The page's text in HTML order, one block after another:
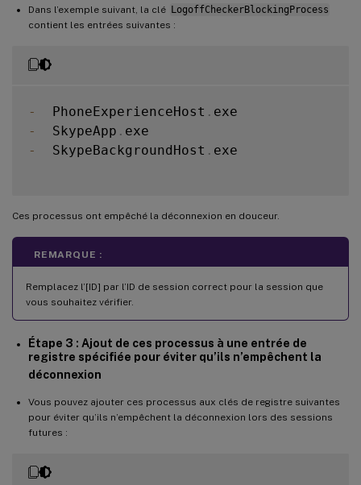
Dans l’exemple suivant, la clé LogoffCheckerBlockingProcess
contient les entrées suivantes :
-
  PhoneExperienceHost
.
-
  SkypeApp
.
-
  SkypeBackgroundHost
. exe
Ces processus ont empêché la déconnexion en douceur.
REMARQUE :
Remplacez l’[ID] par l’ID de session correct pour la session que
vous souhaitez vérifier.
Étape 3 : Ajout de ces processus à une entrée de
registre spécifiée pour éviter qu’ils n’empêchent la
déconnexion
Vous pouvez ajouter ces processus aux clés de registre suivantes
pour éviter qu’ils n’empêchent la déconnexion lors des sessions
futures :